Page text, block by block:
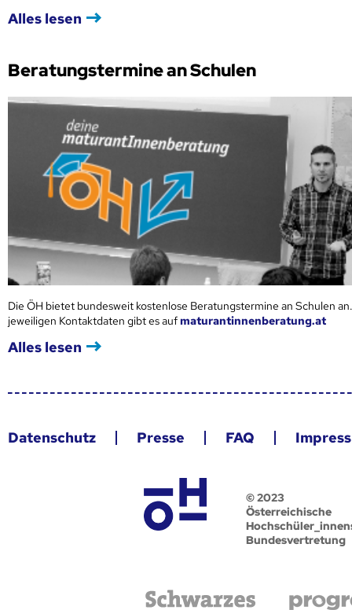
Alles lesen
Beratungstermine an Schulen
Die ÖH bietet bundesweit kostenlose Beratungstermine an Schulen
jeweiligen Kontaktdaten gibt es aufmaturantinnenberatung.at
Alles lesen
Datenschutz Presse FAQ
© 2023
Österreichische
Bundesvertretung